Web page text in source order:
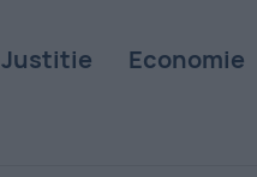
Justitie Economie